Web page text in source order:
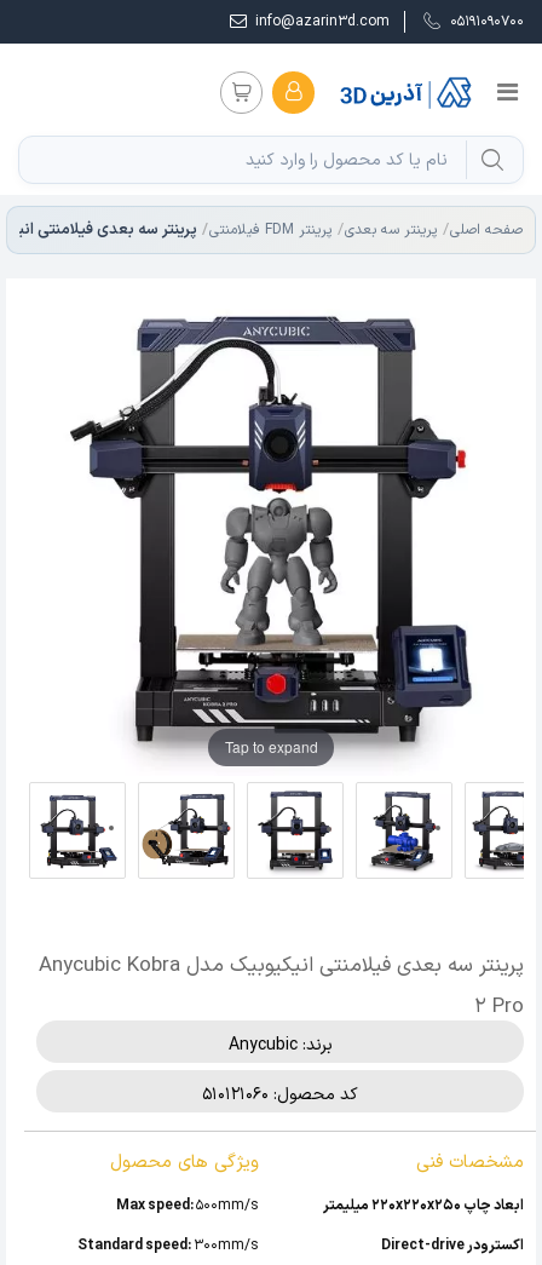
05191090700
info@azarin3d.com
صفحه اصلی پرینتر سه بعدی پرینتر FDM فیلامنتی
Tap to expand
پرینتر سه بعدی فیلامنتی انیکیوبیک مدل Anycubic Kobra
2 Pro
برند:Anycubic
کد محصول: 510121060
مشخصات فنی
ابعاد چاپ 220x220x250 میلیمتر
اکسترودر Direct-drive
ویژگی های محصول
Max speed:500mm/s
Standard speed:300mm/s